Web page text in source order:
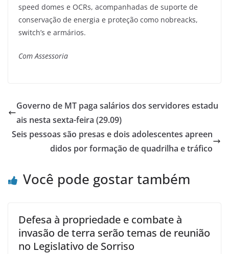
speed domes e OCRs, acompanhadas de suporte de
conservação de energia e proteção como nobreacks,
switch’s e armários.
Com Assessoria
Governo de MT paga salários dos servidores estadu
ais nesta sexta-feira (29.09)
Seis pessoas são presas e dois adolescentes apreen
didos por formação de quadrilha e tráfico
Você pode gostar também
Defesa à propriedade e combate à
invasão de terra serão temas de reunião
no Legislativo de Sorriso